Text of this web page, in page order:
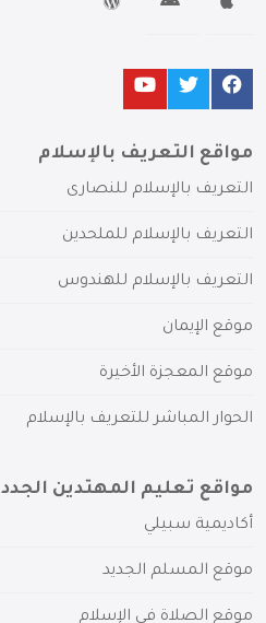
مواقع التعريف بالإسلام
التعريف بالإسلام للنصارى
التعريف بالإسلام للملحدين
التعريف بالإسلام للهندوس
موقع الإيمان
موقع المعجزة الأخيرة
الحوار المباشر للتعريف بالإسلام
مواقع تعليم المهتدين الجدد
أكاديمية سبيلي
موقع المسلم الجديد
موقع الصلاة في الإسلام